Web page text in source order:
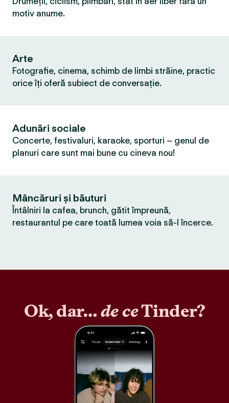
motiv anume.
Arte
Fotografie, cinema, schimb de limbi străine, practic
orice îți oferă subiect de conversație.
Adunări sociale
Concerte, festivaluri, karaoke, sporturi – genul de
planuri care sunt mai bune cu cineva nou!
Mâncăruri și băuturi
Întâlniri la cafea, brunch, gătit împreună,
restaurantul pe care toată lumea voia să-l încerce.
Ok, dar…de ceTinder?